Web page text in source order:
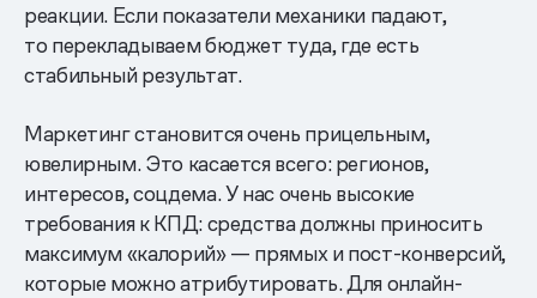
реакции. Если показатели механики падают,
то перекладываем бюджет туда, где есть
стабильный результат.
Маркетинг становится очень прицельным,
ювелирным. Это касается всего: регионов,
интересов, соцдема. У нас очень высокие
требования к КПД: средства должны приносить
максимум «калорий» — прямых и пост-конверсий,
которые можно атрибутировать. Для онлайн-